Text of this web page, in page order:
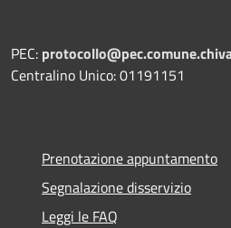
PEC:
Centralino Unico: 01191151
Prenotazione appuntamento
Segnalazione disservizio
Leggi le FAQ